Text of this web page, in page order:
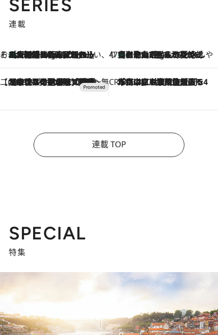
SERIES
連載
そおだよおこの関西おいしい、おやつ紀行
1 Hour Ago
［大阪府箕面市］一皿一皿目の前で仕上げられる、料理を巧みに組み込んだアシェットデセールコース「ミチル アシェット デセール（Michiru assiette dessert）」 47都道府県の手みやげ ひんやりスイーツで夏を満喫
1 Hour Ago
【和歌山県】この夏絶対食べたい 冷やしておいしいおやつ3選 みかんがごろっと丸ごと入ったジュレ
【CREA×星野リゾート】唯一無二。癒しと発見が待つ場所へ
2026.8.7
【トンボの足水浴】ヒノキの香りに包まれて涼感マックス！約13℃の湧水かけ流しを避暑地「星野温泉 トンボの湯」で体験 CREA'S CHOICE
2026.8.7
「立川にも歌舞伎があるんだよ」 片岡仁左衛門・市川中車ら豪華座組みで4年目の立川立飛歌舞伎へ
連載 TOP
SPECIAL
特集